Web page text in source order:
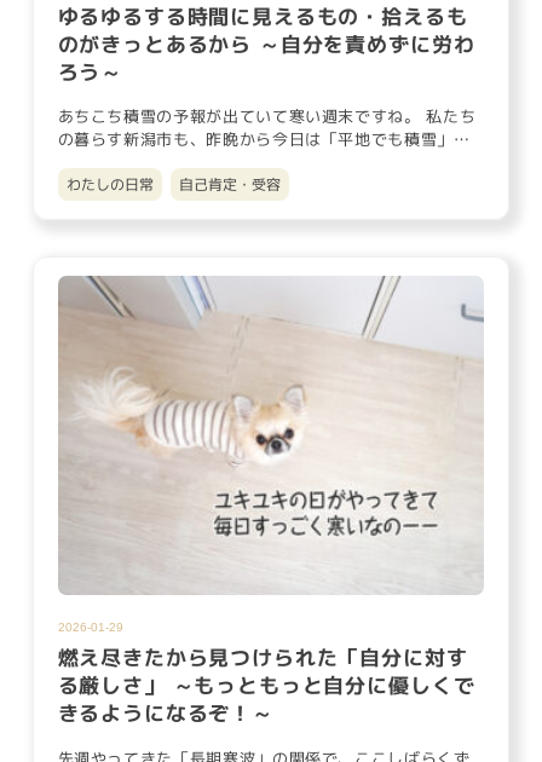
ゆるゆるする時間に見えるもの・拾えるも
のがきっとあるから ～自分を責めずに労わ
ろう～
あちこち積雪の予報が出ていて寒い週末ですね。 私たち
の暮らす新潟市も、昨晩から今日は「平地でも積雪」の
わたしの日常 自己肯定・受容
2026-01-29
燃え尽きたから見つけられた「自分に対す
る厳しさ」 ～もっともっと自分に優しくで
きるようになるぞ！～